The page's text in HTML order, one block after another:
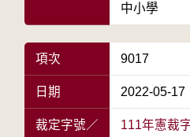
中小學
項次 9017
日期 2022-05-17
裁定字號／
111年憲裁